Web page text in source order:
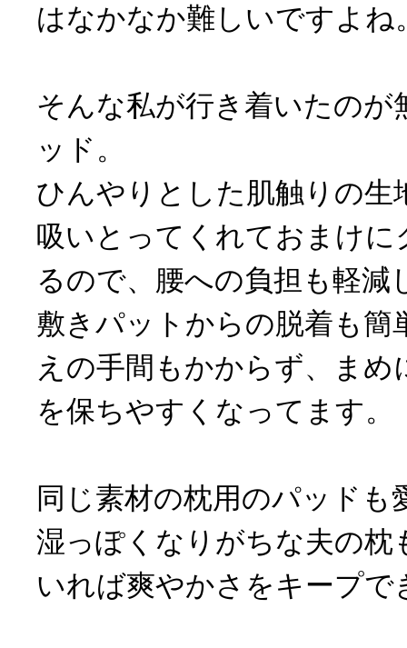
はなかなか難しいですよね
そんな私が行き着いたのが
ッド。
ひんやりとした肌触りの生
吸いとってくれておまけ
るので、腰への負担も軽減
敷きパットからの脱着も簡
えの手間もかからず、まめ
を保ちやすくなってます。
同じ素材の枕用のパッドも
湿っぽくなりがちな夫の枕
いれば爽やかさをキープで